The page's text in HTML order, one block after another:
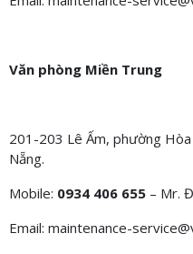
Văn phòng Miền Trung
201-203 Lê Ấm, phường Hòa
Nẵng.
Mobile: 0934 406 655 – Mr.
Email: maintenance-